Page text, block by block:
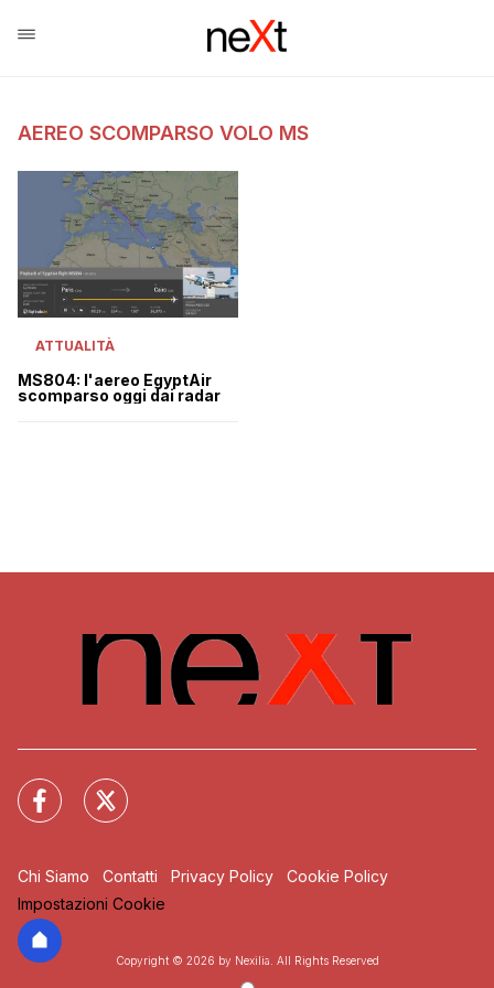
AEREO SCOMPARSO VOLO MS
ATTUALITÀ
MS804: l'aereo EgyptAir
scomparso oggi dai radar
Chi Siamo Contatti Privacy Policy
Cookie Policy
Impostazioni Cookie
Copyright © 2026 by Nexilia. All Rights Reserved